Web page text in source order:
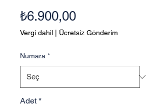
₺6.900,00Fiyat
Vergi dahil Ücretsiz Gönderim
Numara *
Adet *